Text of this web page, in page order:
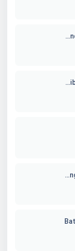
سریال Marie and Her Three Daddies
برنامه تلویزیونی Whenever Possible Season 4
برنامه تلویزیونی EXchange Season 4